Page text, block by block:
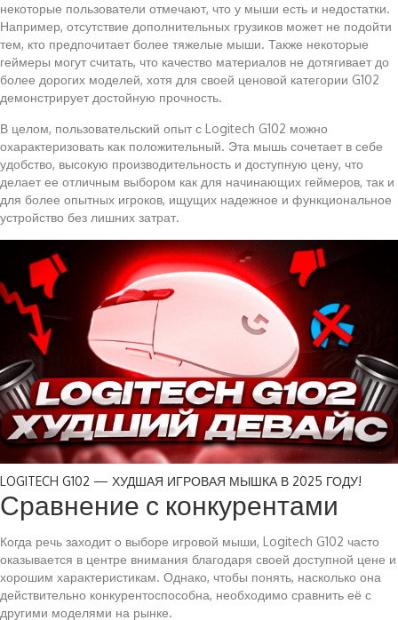
некоторые пользователи отмечают, что у мыши есть и недостатки.
Например, отсутствие дополнительных грузиков может не подойти
тем, кто предпочитает более тяжелые мыши. Также некоторые
геймеры могут считать, что качество материалов не дотягивает до
более дорогих моделей, хотя для своей ценовой категории G102
демонстрирует достойную прочность.
В целом, пользовательский опыт с Logitech G102 можно
охарактеризовать как положительный. Эта мышь сочетает в себе
удобство, высокую производительность и доступную цену, что
делает ее отличным выбором как для начинающих геймеров, так и
для более опытных игроков, ищущих надежное и функциональное
устройство без лишних затрат.
LOGITECH G102 — ХУДШАЯ ИГРОВАЯ МЫШКА В 2025 ГОДУ!
Сравнение с конкурентами
Когда речь заходит о выборе игровой мыши, Logitech G102 часто
оказывается в центре внимания благодаря своей доступной цене и
хорошим характеристикам. Однако, чтобы понять, насколько она
действительно конкурентоспособна, необходимо сравнить её с
другими моделями на рынке.